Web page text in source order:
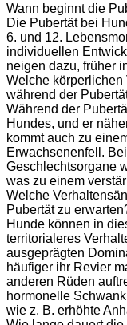
Wann beginnt die
Die Pubertät bei
6. und 12.
individuellen
neigen dazu, früher
Welche körperlichen
während der
Während der
Hundes, und er
kommt auch zu
Erwachsenenfell.
Geschlechtsorgane
was zu einem
Welche
Pubertät zu
Hunde können in
territorialeres
ausgeprägten
häufiger ihr Revier
anderen Rüden
hormonelle
wie z. B. erhöhte